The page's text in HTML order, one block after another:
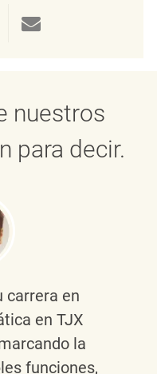
de LinkedIn
través dea través
nuestros
para decir.
carrera en
en TJX
la
funciones,